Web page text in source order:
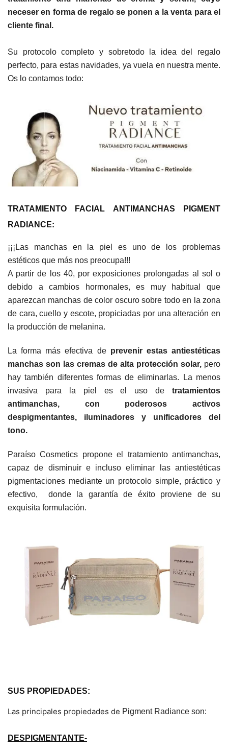
neceser en forma de regalo se ponen a la venta para el
cliente final.
Su protocolo completo y sobretodo la idea del regalo
perfecto, para estas navidades, ya vuela en nuestra mente.
Os lo contamos todo:
TRATAMIENTO FACIAL ANTIMANCHAS PIGMENT
RADIANCE:
¡¡¡Las manchas en la piel es uno de los problemas
estéticos que más nos preocupa!!!
A partir de los 40, por exposiciones prolongadas al sol o
debido a cambios hormonales, es muy habitual que
aparezcan manchas de color oscuro sobre todo en la zona
de cara, cuello y escote, propiciadas por una alteración en
la producción de melanina.
La forma más efectiva de prevenir estas antiestéticas
manchas son las cremas de alta protección solar, pero
hay también diferentes formas de eliminarlas. La menos
invasiva para la piel es el uso de tratamientos
antimanchas, con poderosos activos
despigmentantes, iluminadores y unificadores del
tono.
Paraíso Cosmetics propone el tratamiento antimanchas,
capaz de disminuir e incluso eliminar las antiestéticas
pigmentaciones mediante un protocolo simple, práctico y
efectivo, donde la garantía de éxito proviene de su
exquisita formulación.
SUS PROPIEDADES:
Las principales propiedades de Pigment Radiance son:
DESPIGMENTANTE-